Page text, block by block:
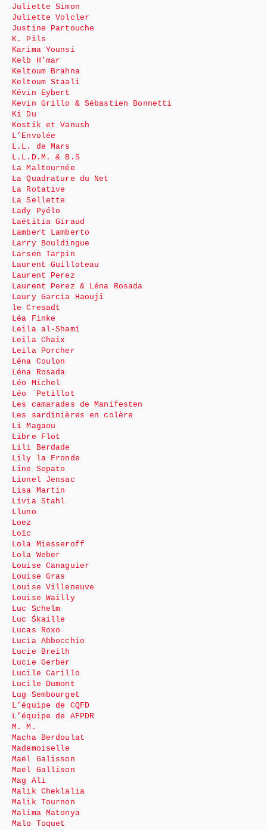
Juliette Simon
Juliette Volcler
Justine Partouche
K. Pils
Karima Younsi
Kelb H’mar
Keltoum Brahna
Keltoum Staali
Kévin Eybert
Kevin Grillo & Sébastien Bonnetti
Ki Du
Kostik et Vanush
L’Envolée
L.L. de Mars
L.L.D.M. & B.S
La Maltournée
La Quadrature du Net
La Rotative
La Sellette
Lady Pyélo
Laëtitia Giraud
Lambert Lamberto
Larry Bouldingue
Larsen Tarpin
Laurent Guilloteau
Laurent Perez
Laurent Perez & Léna Rosada
Laury Garcia Haouji
le Cresadt
Léa Finke
Leila al-Shami
Leila Chaix
Leila Porcher
Léna Coulon
Léna Rosada
Léo Michel
Léo ¨Petillot
Les camarades de Manifesten
Les sardinières en colère
Li Magaou
Libre Flot
Lili Berdade
Lily la Fronde
Line Sepato
Lionel Jensac
Lisa Martin
Livia Stahl
Lluno
Loez
Loïc
Lola Miesseroff
Lola Weber
Louise Canaguier
Louise Gras
Louise Villeneuve
Louise Wailly
Luc Schelm
Luc Śkaille
Lucas Roxo
Lucia Abbocchio
Lucie Breilh
Lucie Gerber
Lucile Carillo
Lucile Dumont
Lug Sembourget
L’équipe de CQFD
L’équipe de AFPDR
M. M.
Macha Berdoulat
Mademoiselle
Maël Galisson
Maël Gallison
Mag Ali
Malik Cheklalia
Malik Tournon
Malima Matonya
Malo Toquet